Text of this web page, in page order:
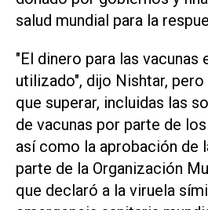
salud mundial para la
"El dinero para las vacunas
utilizado", dijo Nishtar,
que superar, incluidas las
de vacunas por parte de
así como la aprobación de
parte de la Organización
que declaró a la viruela